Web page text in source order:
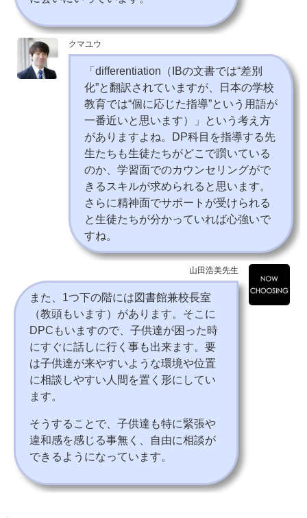
クマユウ
「differentiation（IBの文書では“差別
化”と翻訳されていますが、日本の学校
教育では“個に応じた指導”という用語が
一番近いと思います）」という考え方
がありますよね。DP科目を指導する先
生たちも生徒たちがどこで躓いている
のか、学習面でのカウンセリングがで
きるスキルが求められると思います。
さらに精神面でサポートが受けられる
と生徒たちが分かっていれば心強いで
すね。
山田浩美先生
また、1つ下の階には図書館兼校長室
（教頭もいます）があります。そこに
DPCもいますので、子供達が困った時
にすぐに話しに行く事も出来ます。要
は子供達が来やすいような環境や位置
に相談しやすい人間を置く形にしてい
ます。
そうすることで、子供達も特に緊張や
違和感を感じる事無く、自由に相談が
できるようになっています。